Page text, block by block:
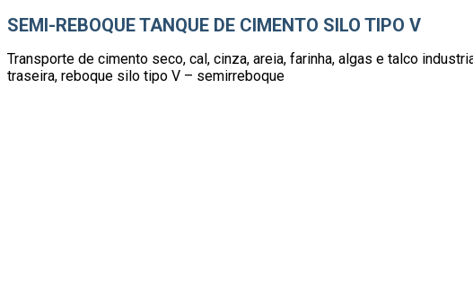
SEMI-REBOQUE TANQUE DE CIMENTO SILO TIPO V
Transporte de cimento seco, cal, cinza, areia, farinha, algas e talco
traseira, reboque silo tipo V – semirreboque